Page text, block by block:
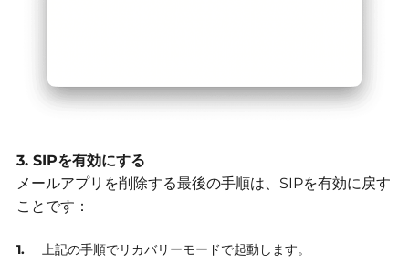
3. SIPを有効にする
メールアプリを削除する最後の手順は、SIPを有効に戻す
ことです：
上記の手順でリカバリーモードで起動します。